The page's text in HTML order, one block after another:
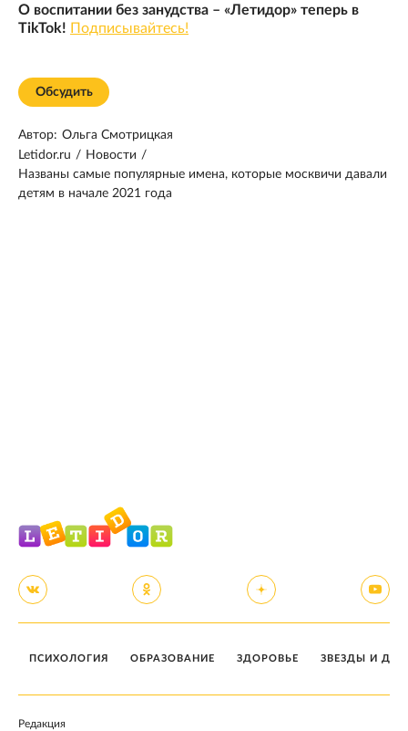
О воспитании без занудства – «Летидор» теперь в
TikTok! Подписывайтесь!
Обсудить
Автор: Ольга Смотрицкая
Letidor.ru / Новости /
Названы самые популярные имена, которые москвичи давали
детям в начале 2021 года
ПСИХОЛОГИЯ ОБРАЗОВАНИЕ ЗДОРОВЬЕ ЗВЕЗДЫ И
Редакция